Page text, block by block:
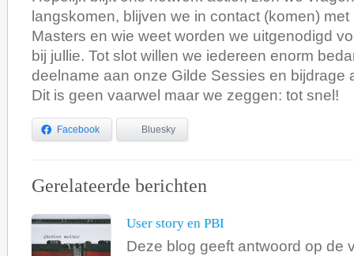
langskomen, blijven we in contact (komen)
Masters en wie weet worden we uitgenodigd
bij jullie. Tot slot willen we iedereen enorm
deelname aan onze Gilde Sessies en bijdrage
Dit is geen vaarwel maar we zeggen: tot snel!
Facebook Bluesky
Gerelateerde berichten
User story en PBI
Deze blog geeft antwoord op de